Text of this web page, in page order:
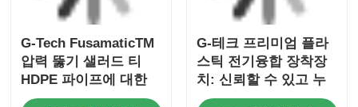
G-Tech FusamaticTM
압력 뚫기 샐러드 티
HDPE 파이프에 대한
전기 융합 장착
G-테크 프리미엄 플라
스틱 전기융합 장착장
치: 신뢰할 수 있고 누
출이 없는 파이프라인